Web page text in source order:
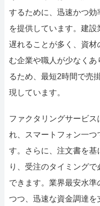
するために、迅速かつ効
を提供しています。建
遅れることが多く、資材
む企業や職人が少なく
るため、最短2時間で売
現しています。
ファクタリングサービス
れ、スマートフォン一
す。さらに、注文書を
り、受注のタイミング
できます。業界最安水準
つつ、迅速な資金調達を